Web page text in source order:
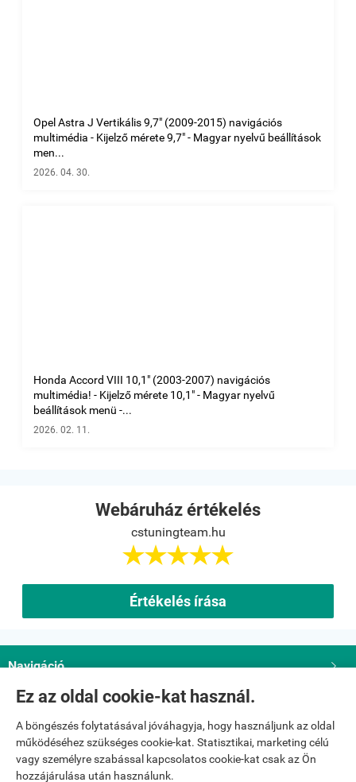
Ez az oldal cookie-kat használ.
A böngészés folytatásával jóváhagyja, hogy használjunk az oldal
működéséhez szükséges cookie-kat. Statisztikai, marketing célú
vagy személyre szabással kapcsolatos cookie-kat csak az Ön
hozzájárulása után használunk.
Opel Astra J Vertikális 9,7" (2009-2015) navigációs
multimédia - Kijelző mérete 9,7" - Magyar nyelvű beállítások
men...
2026. 04. 30.
Honda Accord VIII 10,1" (2003-2007) navigációs
multimédia! - Kijelző mérete 10,1" - Magyar nyelvű
beállítások menü -...
2026. 02. 11.
Webáruház értékelés
cstuningteam.hu

Értékelés írása
Navigáció 
Bemutatkozás